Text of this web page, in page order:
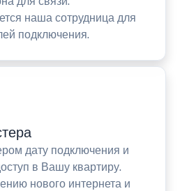
наша сотрудница для
подключения.
дату подключения и
в Вашу квартиру.
нового интернета и